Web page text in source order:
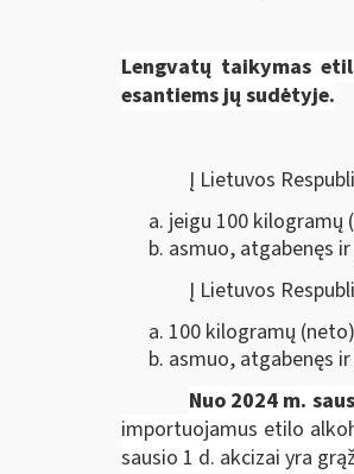
Lengvatų taikymas
esantiems jų sudėtyje.
Į Lietuvos
jeigu 100 kilogramų
asmuo, atgabenęs
Į Lietuvos
100 kilogramų
asmuo, atgabenęs
Nuo 2024 m.
importuojamus etilo
sausio 1 d. akcizai yra